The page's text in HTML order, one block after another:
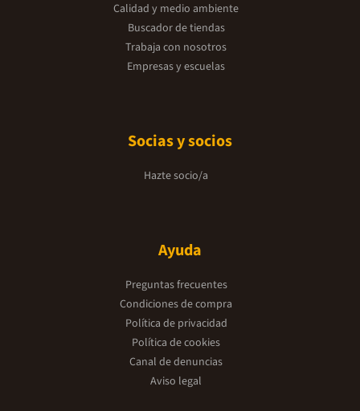
Calidad y medio ambiente
Buscador de tiendas
Trabaja con nosotros
Empresas y escuelas
Socias y socios
Hazte socio/a
Ayuda
Preguntas frecuentes
Condiciones de compra
Política de privacidad
Política de cookies
Canal de denuncias
Aviso legal